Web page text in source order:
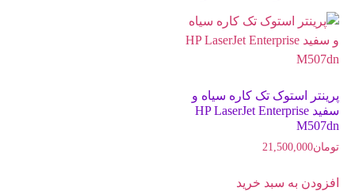
پرینتر استوک تک کاره سیاه و
سفید HP LaserJet Enterprise
M507dn
تومان21,500,000
افزودن به سبد خرید